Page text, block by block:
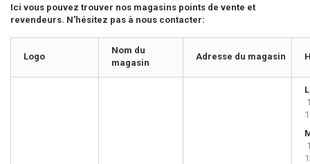
Ici vous pouvez trouver nos magasins points de vente et
revendeurs. N'hésitez pas à nous contacter:
Logo
Nom du
magasin
Adresse du magasin